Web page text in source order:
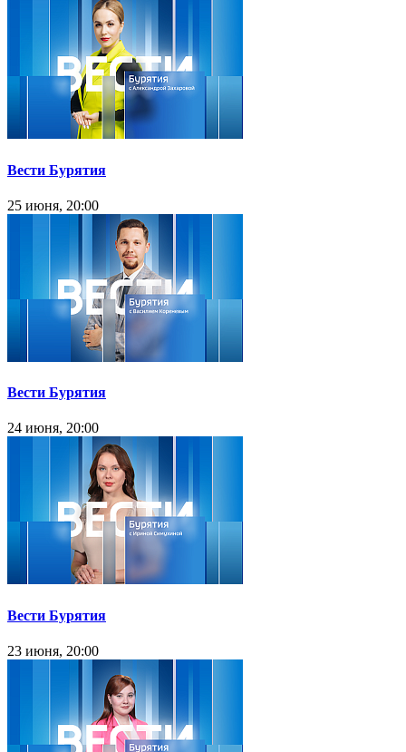
Вести Бурятия
25 июня, 20:00
Вести Бурятия
24 июня, 20:00
Вести Бурятия
23 июня, 20:00